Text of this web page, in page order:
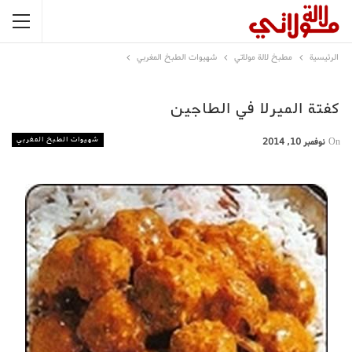
الرئيسية مطبخ لالة مولاتي شهيوات الطبخ المغربي
كفتة الميرلا في الطاجين
شهيوات الطبخ المغربي On نوفمبر 10, 2014